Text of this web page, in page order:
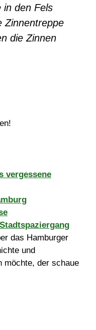
in den Fels
Zinnentreppe
die Zinnen
vergessene
das Hamburger
und
möchte, der schaue